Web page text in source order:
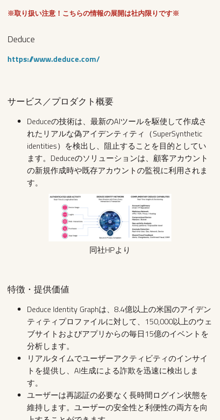
※取り扱い注意！こちらの情報の展開は社内限りです※
Deduce
https://www.deduce.com/
サービス／プロダクト概要
Deduceの技術は、最新のAIツールを駆使して作成さ
れたリアルな偽アイデンティティ（SuperSynthetic
identities）を検出し、阻止することを目的としてい
ます。Deduceのソリューションは、顧客アカウント
の新規作成時や既存アカウントの監視に利用されま
す。
同社HPより
特徴・提供価値
Deduce Identity Graphは、8.4億以上の米国のアイデン
ティティプロファイルに対して、150,000以上のウェ
ブサイトおよびアプリからの毎日15億のイベントを
分析します。
リアルタイムでユーザーアクティビティのインサイ
トを提供し、AI生成による詐欺を迅速に検出しま
す。
ユーザーは再認証の必要なく長時間ログイン状態を
維持します。ユーザーの安全性と利便性の両方を向